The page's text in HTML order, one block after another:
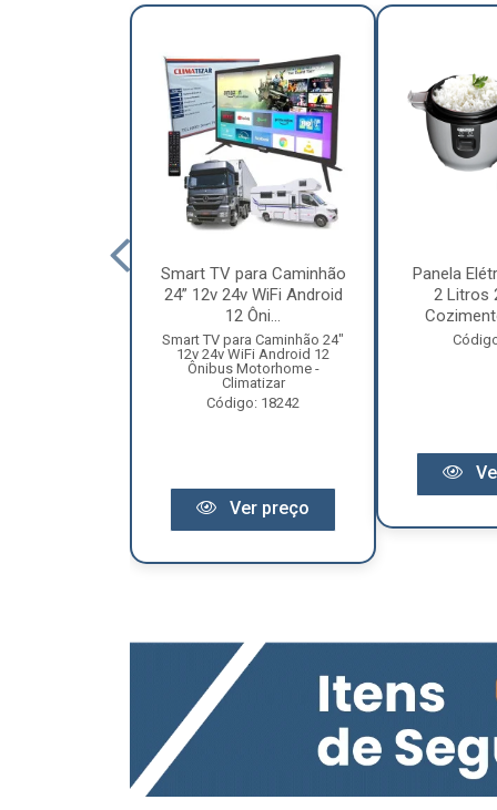
Smart TV para Caminhão
24” 12v 24v WiFi Android
12 Ôni...
Smart TV para Caminhão 24"
12v 24v WiFi Android 12
Ônibus Motorhome -
Climatizar
Código: 18242
Ver preço
Panela
2 Litros